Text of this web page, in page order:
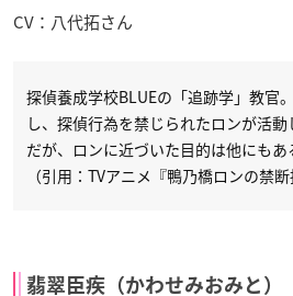
CV：八代拓さん
探偵養成学校BLUEの「追跡学」教官
し、探偵行為を禁じられたロンが活動
だが、ロンに近づいた目的は他にも
（引用：TVアニメ『鴨乃橋ロンの禁断
翡翠臣疾（かわせみおみと）